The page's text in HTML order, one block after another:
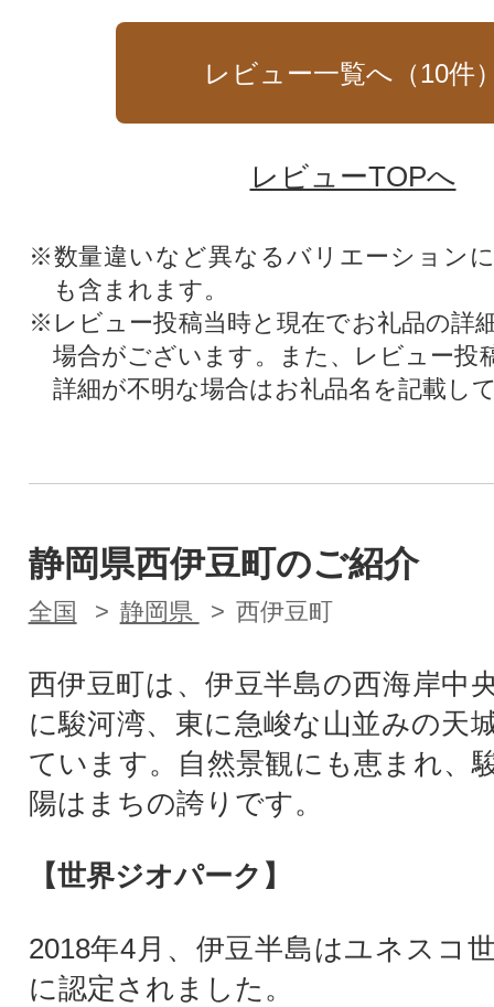
レビュー一覧へ（10件
レビューTOPへ
※数量違いなど異なるバリエーション
も含まれます。
※レビュー投稿当時と現在でお礼品の詳
場合がございます。また、レビュー投
詳細が不明な場合はお礼品名を記載し
静岡県西伊豆町のご紹介
全国 静岡県 西伊豆町
西伊豆町は、伊豆半島の西海岸中
に駿河湾、東に急峻な山並みの天
ています。自然景観にも恵まれ、
陽はまちの誇りです。
【世界ジオパーク】
2018年4月、伊豆半島はユネスコ
に認定されました。